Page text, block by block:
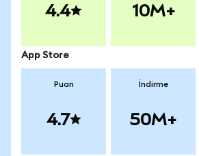
4.4 10M+
App Store
Puan
4.7
İndirme
50M+